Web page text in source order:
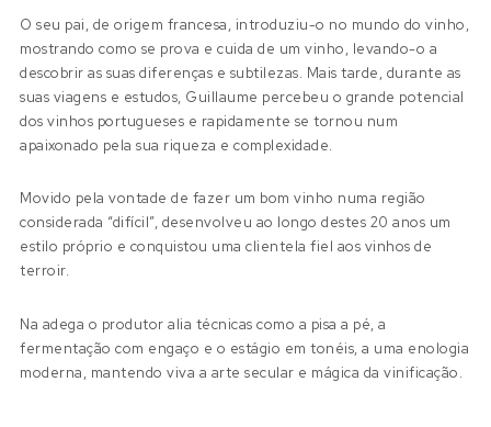
O seu pai, de origem francesa, introduziu-o no mundo do vinho,
mostrando como se prova e cuida de um vinho, levando-o a
descobrir as suas diferenças e subtilezas. Mais tarde, durante as
suas viagens e estudos, Guillaume percebeu o grande potencial
dos vinhos portugueses e rapidamente se tornou num
apaixonado pela sua riqueza e complexidade.
Movido pela vontade de fazer um bom vinho numa região
considerada “difícil”, desenvolveu ao longo destes 20 anos um
estilo próprio e conquistou uma clientela fiel aos vinhos de
terroir.
Na adega o produtor alia técnicas como a pisa a pé, a
fermentação com engaço e o estágio em tonéis, a uma enologia
moderna, mantendo viva a arte secular e mágica da vinificação.